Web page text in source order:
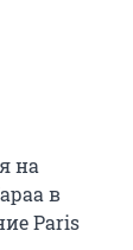
на
в
Paris